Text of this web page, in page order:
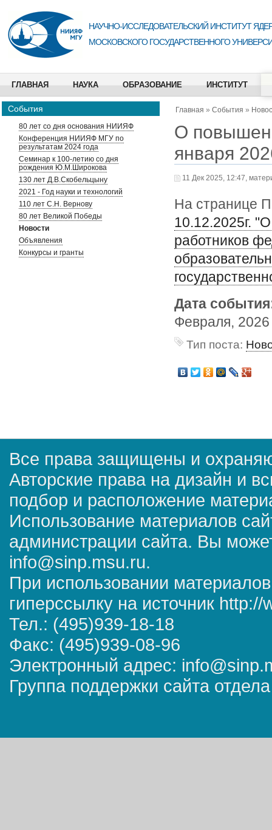
НАУЧНО-ИССЛЕДОВАТЕЛЬСКИЙ ИНСТИТУТ
МОСКОВСКОГО ГОСУДАРСТВЕННОГО
ГЛАВНАЯ НАУКА ОБРАЗОВАНИЕ ИНСТИТУТ
События
80 лет со дня основания НИИЯФ
Конференция НИИЯФ МГУ по
результатам 2024 года
Семинар к 100-летию со дня
рождения Ю.М.Широкова
130 лет Д.В.Скобельцыну
2021 - Год науки и технологий
110 лет С.Н. Вернову
80 лет Великой Победы
Новости
Объявления
Конкурсы и гранты
Главная » События »
О
января
11 Дек 2025, 12:47,
На странице
10.12.2025г.
работников
Дата
Февраля,
Тип поста:
Все права защищены и
Авторские права на дизайн и
подбор и расположение
Использование материалов
администрации сайта. Вы
info@sinp.msu.ru.
При использовании
гиперссылку на источник
Тел.: (495)939-18-18
Факс: (495)939-08-96
Электронный адрес:
Группа поддержки сайта